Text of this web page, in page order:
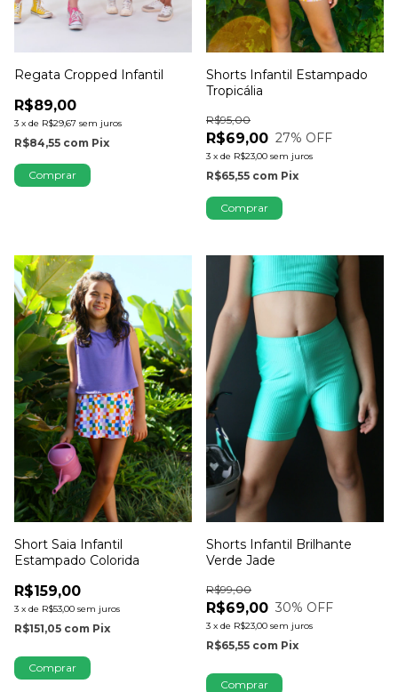
Regata Cropped Infantil
R$89,00
3 x de R$29,67 sem juros
R$84,55 com Pix
Comprar
Shorts Infantil Estampado
Tropicália
R$69,00
R$95,00
27% OFF
3 x de R$23,00 sem juros
R$65,55 com Pix
Comprar
Short Saia Infantil
Estampado Colorida
R$159,00
3 x de R$53,00 sem juros
R$151,05 com Pix
Comprar
Shorts Infantil Brilhante
Verde Jade
R$69,00
R$99,00
30% OFF
3 x de R$23,00 sem juros
R$65,55 com Pix
Comprar